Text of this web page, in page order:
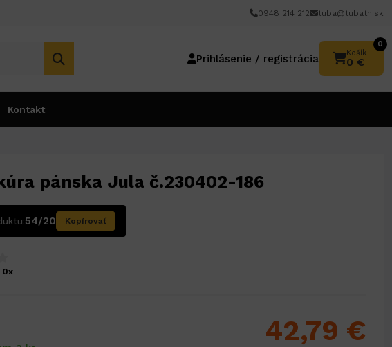
0948 214 212 tuba@tubatn.sk
Prihlásenie / registrácia Košík
0
0 €
Kontakt
pánska Jula č.230402-186
54/20 Kopírovať
0x
42,79 €